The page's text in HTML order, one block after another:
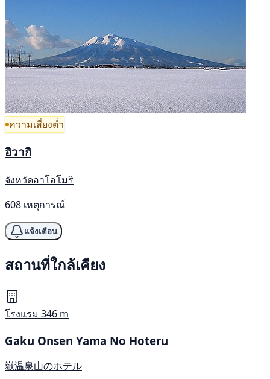
ความเสี่ยงต่ำ
อิวากิ
จังหวัดอาโอโมริ
608 เหตุการณ์
แจ้งเตือน
สถานที่ใกล้เคียง
โรงแรม 346 m
Gaku Onsen Yama No Hoteru
嶽温泉山のホテル